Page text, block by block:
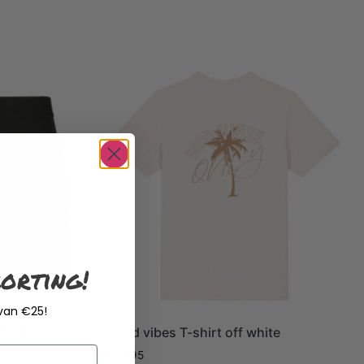
Good vibes T-shirt off white
24,95
€25!